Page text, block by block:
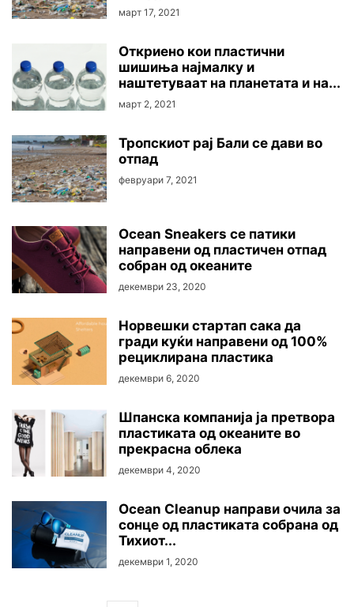
март 17, 2021
Откриено кои пластични
шишиња најмалку и
наштетуваат на планетата и на...
март 2, 2021
Тропскиот рај Бали се дави во
отпад
февруари 7, 2021
Ocean Sneakers се патики
направени од пластичен отпад
собран од океаните
декември 23, 2020
Норвешки стартап сака да
гради куќи направени од 100%
рециклирана пластика
декември 6, 2020
Шпанска компанија ја претвора
пластиката од океаните во
прекрасна облека
декември 4, 2020
Ocean Cleanup направи очила за
сонце од пластиката собрана од
Тихиот...
декември 1, 2020